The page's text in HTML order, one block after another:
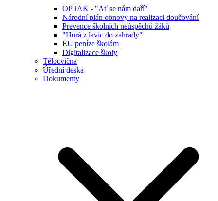
OP JAK - "Ať se nám daří"
Národní plán obnovy na realizaci doučování
Prevence školních neúspěchů žáků
"Hurá z lavic do zahrady"
EU peníze školám
Digitalizace školy
Tělocvična
Úřední deska
Dokumenty